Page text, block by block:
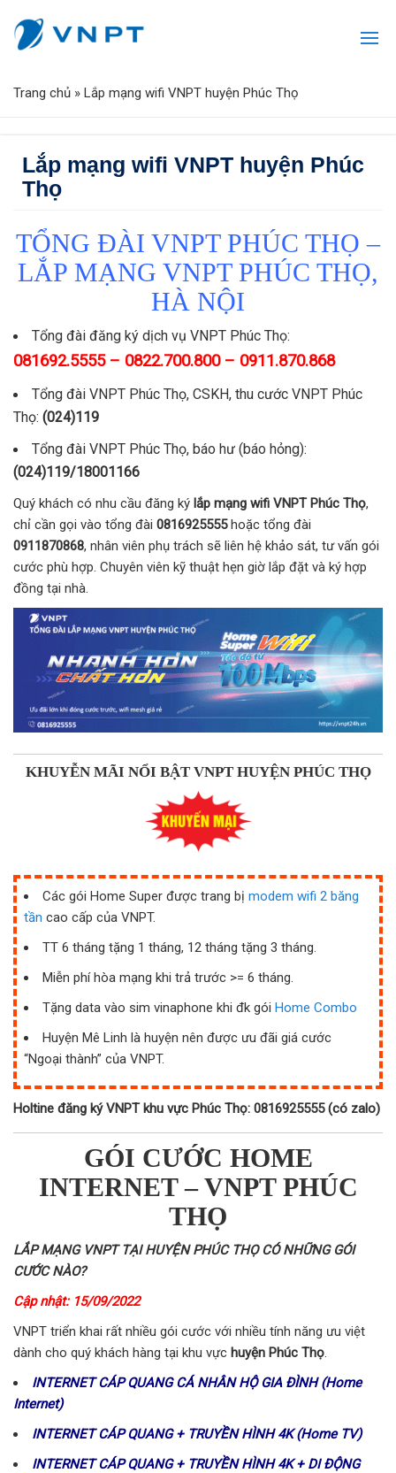
Trang chủ » Lắp mạng wifi VNPT huyện Phúc Thọ
Lắp mạng wifi VNPT huyện Phúc
Thọ
TỔNG ĐÀI VNPT PHÚC THỌ –
LẮP MẠNG VNPT PHÚC THỌ,
HÀ NỘI
Tổng đài đăng ký dịch vụ VNPT Phúc Thọ:
081692.5555 – 0822.700.800 – 0911.870.868
Tổng đài VNPT Phúc Thọ, CSKH, thu cước VNPT Phúc
Thọ: (024)119
Tổng đài VNPT Phúc Thọ, báo hư (báo hỏng):
(024)119/18001166
Quý khách có nhu cầu đăng ký lắp mạng wifi VNPT Phúc Thọ,
chỉ cần gọi vào tổng đài 0816925555hoặc tổng đài
0911870868, nhân viên phụ trách sẽ liên hệ khảo sát, tư vấn gói
cước phù hợp. Chuyên viên kỹ thuật hẹn giờ lắp đặt và ký hợp
đồng tại nhà.
KHUYỄN MÃI NỔI BẬT VNPT HUYỆN PHÚC THỌ
Các gói Home Super được trang bị modem wifi 2 băng
tần cao cấp của VNPT.
TT 6 tháng tặng 1 tháng, 12 tháng tặng 3 tháng.
Miễn phí hòa mạng khi trả trước >= 6 tháng.
Tặng data vào sim vinaphone khi đk gói Home Combo
Huyện Mê Linh là huyện nên được ưu đãi giá cước
“Ngoại thành” của VNPT.
Holtine đăng ký VNPT khu vực Phúc Thọ: 0816925555 (có zalo)
GÓI CƯỚC HOME
INTERNET – VNPT PHÚC
THỌ
LẮP MẠNG VNPT TẠI HUYỆN PHÚC THỌ CÓ NHỮNG GÓI
CƯỚC NÀO?
Cập nhật: 15/09/2022
VNPT triển khai rất nhiều gói cước với nhiều tính năng ưu việt
dành cho quý khách hàng tại khu vực huyện Phúc Thọ
INTERNET CÁP QUANG CÁ NHÂN HỘ GIA ĐÌNH (Home
Internet)
INTERNET CÁP QUANG + TRUYỀN HÌNH 4K (Home TV)
INTERNET CÁP QUANG + TRUYỀN HÌNH 4K + DI ĐỘNG